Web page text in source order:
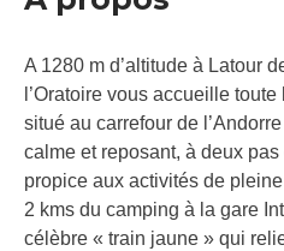
A 1280 m d’altitude à Latour
l’Oratoire vous accueille
situé au carrefour de
calme et reposant, à deux
propice aux activités de
2 kms du camping à la gare
célèbre « train jaune » qui